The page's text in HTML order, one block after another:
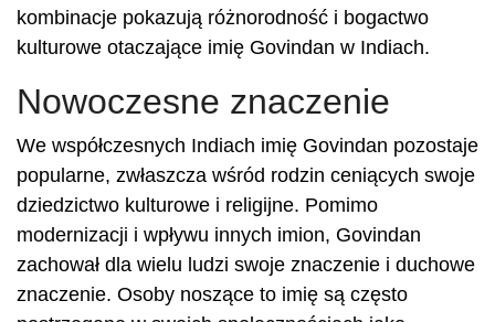
kombinacje pokazują różnorodność i bogactwo
kulturowe otaczające imię Govindan w Indiach.
Nowoczesne znaczenie
We współczesnych Indiach imię Govindan pozostaje
popularne, zwłaszcza wśród rodzin ceniących swoje
dziedzictwo kulturowe i religijne. Pomimo
modernizacji i wpływu innych imion, Govindan
zachował dla wielu ludzi swoje znaczenie i duchowe
znaczenie. Osoby noszące to imię są często